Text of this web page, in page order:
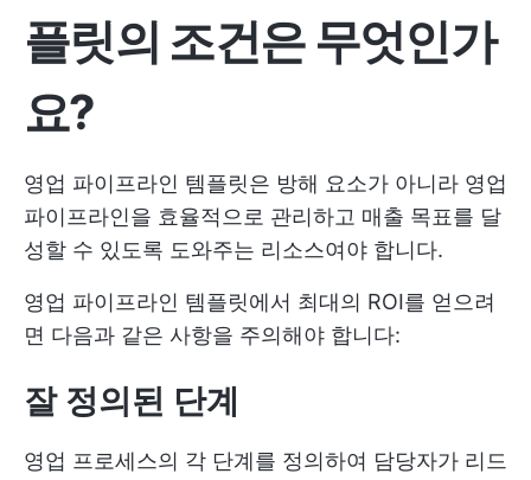
플릿의 조건은 무엇인가
요?
영업 파이프라인 템플릿은 방해 요소가 아니라 영업
파이프라인을 효율적으로 관리하고 매출 목표를 달
성할 수 있도록 도와주는 리소스여야 합니다.
영업 파이프라인 템플릿에서 최대의 ROI를 얻으려
면 다음과 같은 사항을 주의해야 합니다:
잘 정의된 단계
영업 프로세스의 각 단계를 정의하여 담당자가 리드